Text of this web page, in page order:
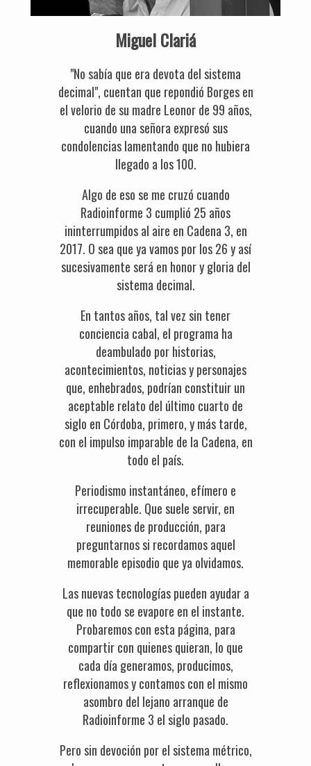
Miguel Clariá
"No sabía que era devota del sistema
decimal", cuentan que repondió Borges en
el velorio de su madre Leonor de 99 años,
cuando una señora expresó sus
condolencias lamentando que no hubiera
llegado a los 100.
Algo de eso se me cruzó cuando
Radioinforme 3 cumplió 25 años
ininterrumpidos al aire en Cadena 3, en
2017. O sea que ya vamos por los 26 y así
sucesivamente será en honor y gloria del
sistema decimal.
En tantos años, tal vez sin tener
conciencia cabal, el programa ha
deambulado por historias,
acontecimientos, noticias y personajes
que, enhebrados, podrían constituir un
aceptable relato del último cuarto de
siglo en Córdoba, primero, y más tarde,
con el impulso imparable de la Cadena, en
todo el país.
Periodismo instantáneo, efímero e
irrecuperable. Que suele servir, en
reuniones de producción, para
preguntarnos si recordamos aquel
memorable episodio que ya olvidamos.
Las nuevas tecnologías pueden ayudar a
que no todo se evapore en el instante.
Probaremos con esta página, para
compartir con quienes quieran, lo que
cada día generamos, producimos,
reflexionamos y contamos con el mismo
asombro del lejano arranque de
Radioinforme 3 el siglo pasado.
Pero sin devoción por el sistema métrico,